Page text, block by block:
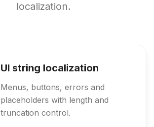
localization.
UI string localization
Menus, buttons, errors and
placeholders with length and
truncation control.